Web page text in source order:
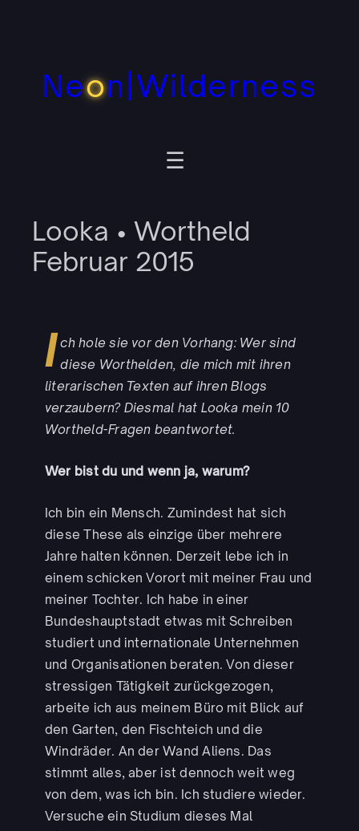
Neon|Wilderness
Looka • Wortheld
Februar 2015
I ch hole sie vor den Vorhang: Wer sind
diese Worthelden, die mich mit ihren
literarischen Texten auf ihren Blogs
verzaubern? Diesmal hat Looka mein 10
Wortheld-Fragen beantwortet.
Wer bist du und wenn ja, warum?
Ich bin ein Mensch. Zumindest hat sich
diese These als einzige über mehrere
Jahre halten können. Derzeit lebe ich in
einem schicken Vorort mit meiner Frau und
meiner Tochter. Ich habe in einer
Bundeshauptstadt etwas mit Schreiben
studiert und internationale Unternehmen
und Organisationen beraten. Von dieser
stressigen Tätigkeit zurückgezogen,
arbeite ich aus meinem Büro mit Blick auf
den Garten, den Fischteich und die
Windräder. An der Wand Aliens. Das
stimmt alles, aber ist dennoch weit weg
von dem, was ich bin. Ich studiere wieder.
Versuche ein Studium dieses Mal